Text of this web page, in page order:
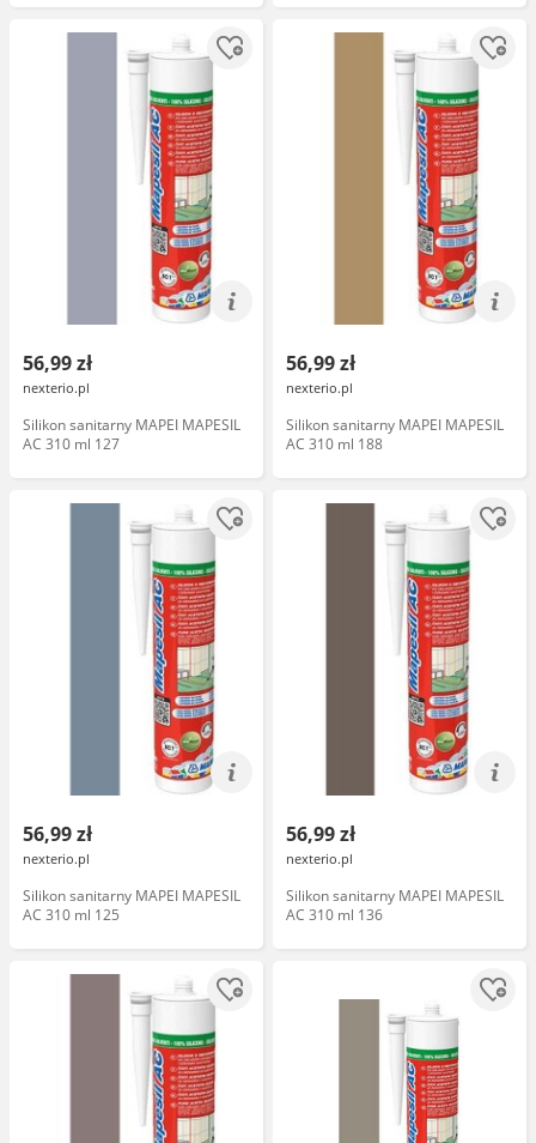
56,99 zł
nexterio.pl
Silikon sanitarny MAPEI MAPESIL
AC 310 ml 127
56,99 zł
nexterio.pl
Silikon sanitarny MAPEI MAPESIL
AC 310 ml 188
56,99 zł
nexterio.pl
Silikon sanitarny MAPEI MAPESIL
AC 310 ml 125
56,99 zł
nexterio.pl
Silikon sanitarny MAPEI MAPESIL
AC 310 ml 136